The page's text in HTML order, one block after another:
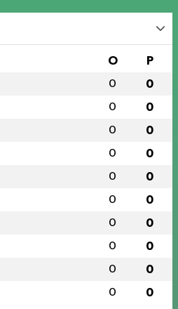
O P
0 0
0 0
0 0
0 0
0 0
0 0
0 0
0 0
0 0
0 0